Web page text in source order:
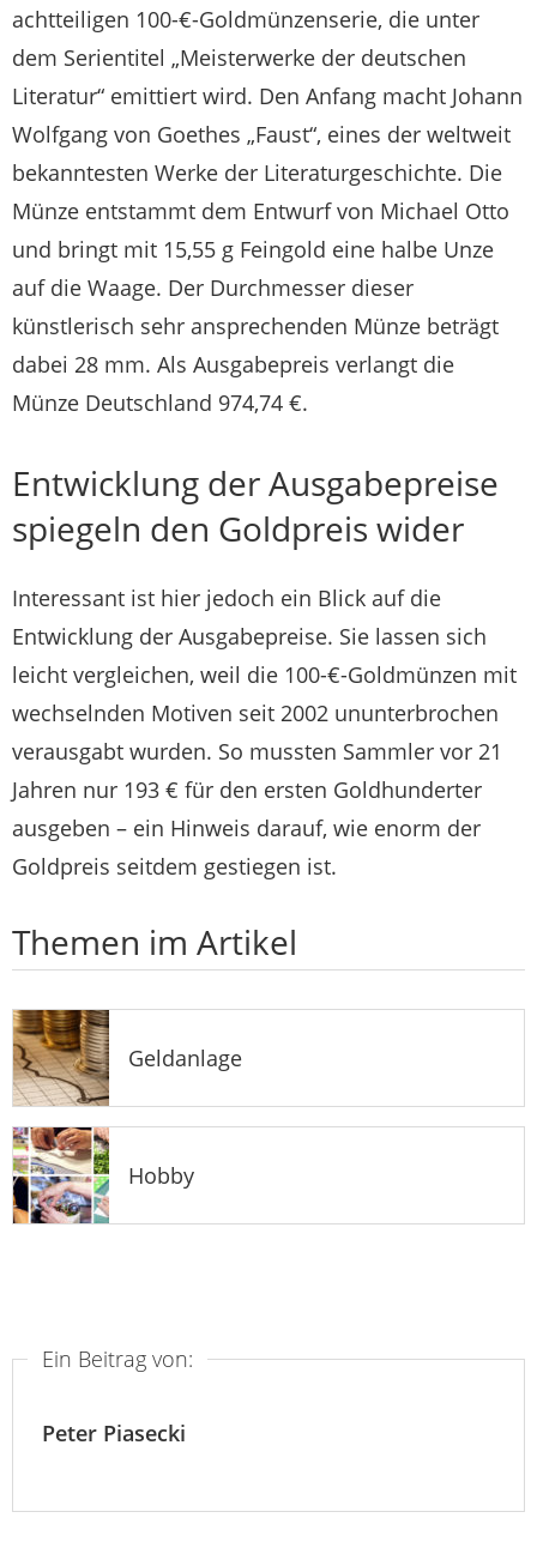
achtteiligen 100-€-Goldmünzenserie, die unter
dem Serientitel „Meisterwerke der deutschen
Literatur“ emittiert wird. Den Anfang macht Johann
Wolfgang von Goethes „Faust“, eines der weltweit
bekanntesten Werke der Literaturgeschichte. Die
Münze entstammt dem Entwurf von Michael Otto
und bringt mit 15,55 g Feingold eine halbe Unze
auf die Waage. Der Durchmesser dieser
künstlerisch sehr ansprechenden Münze beträgt
dabei 28 mm. Als Ausgabepreis verlangt die
Münze Deutschland 974,74 €.
Entwicklung der Ausgabepreise
spiegeln den Goldpreis wider
Interessant ist hier jedoch ein Blick auf die
Entwicklung der Ausgabepreise. Sie lassen sich
leicht vergleichen, weil die 100-€-Goldmünzen mit
wechselnden Motiven seit 2002 ununterbrochen
verausgabt wurden. So mussten Sammler vor 21
Jahren nur 193 € für den ersten Goldhunderter
ausgeben – ein Hinweis darauf, wie enorm der
Goldpreis seitdem gestiegen ist.
Themen im Artikel
Geldanlage
Hobby
Ein Beitrag von:
Peter Piasecki